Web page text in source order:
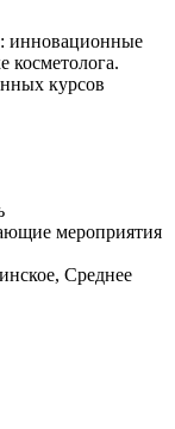
инновационные
косметолога.
курсов
мероприятия
Среднее